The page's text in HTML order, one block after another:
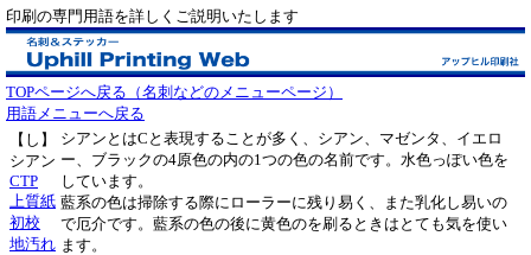
印刷の専門用語を詳しくご説明いたします
TOPページへ戻る（名刺などのメニューページ）
用語メニューへ戻る
【し】
シアン
CTP
上質紙
初校
地汚れ
シアンとはCと表現することが多く、シアン、マゼンタ、イエロ
ー、ブラックの4原色の内の1つの色の名前です。水色っぽい色を
しています。
藍系の色は掃除する際にローラーに残り易く、また乳化し易いの
で厄介です。藍系の色の後に黄色のを刷るときはとても気を使い
ます。